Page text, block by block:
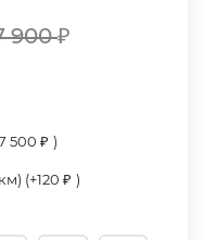
900₽
500 ₽ )
(+120 ₽ )